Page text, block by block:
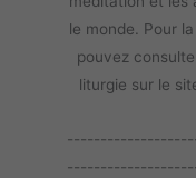
le monde. Pour
pouvez
liturgie sur le